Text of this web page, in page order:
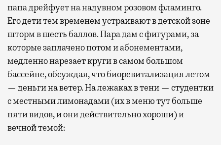
папа дрейфует на надувном розовом фламинго.
Его дети тем временем устраивают в детской зоне
шторм в шесть баллов. Пара дам с фигурами, за
которые заплачено потом и абонементами,
медленно нарезает круги в самом большом
бассейне, обсуждая, что биоревитализация летом
— деньги на ветер. На лежаках в тени — студентки
с местными лимонадами (их в меню тут больше
пяти видов, и они действительно хороши) и
вечной темой: